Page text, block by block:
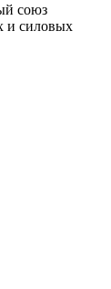
союз
и силовых